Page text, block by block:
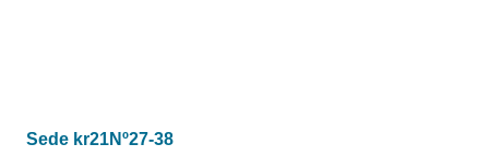
Sede kr21Nº27-38